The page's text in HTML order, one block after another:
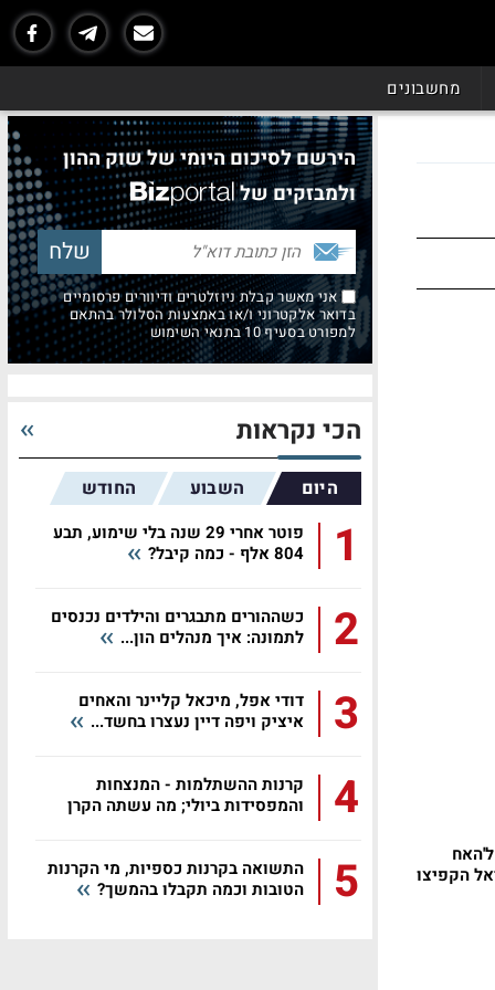
מחשבונים
רותח: 31.9% ל'האח
הקפיצו
הירשם לסיכום היומי של שוק ההון
ולמבזקים של
אני מאשר קבלת ניוזלטרים ודיוורים פרסומיים
בדואר אלקטרוני ו/או באמצעות הסלולר בהתאם
למפורט בסעיף 10 בתנאי השימוש
הכי נקראות
היום השבוע החודש
1
פוטר אחרי 29 שנה בלי שימוע, תבע
804 אלף - כמה קיבל?
2
כשההורים מתבגרים והילדים נכנסים
לתמונה: איך מנהלים הון...
3
דודי אפל, מיכאל קליינר והאחים
איציק ויפה דיין נעצרו בחשד...
4
קרנות ההשתלמות - המנצחות
והמפסידות ביולי; מה עשתה הקרן
5
התשואה בקרנות כספיות, מי הקרנות
הטובות וכמה תקבלו בהמשך?